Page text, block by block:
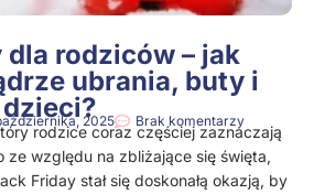
dla rodziców – jak
ubrania, buty i
2025 Brak komentarzy
rodzice coraz częściej zaznaczają
ze względu na zbliżające się święta,
Friday stał się doskonałą okazją, by